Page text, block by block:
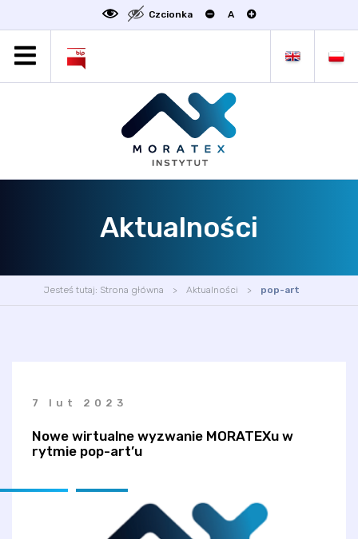
Czcionka A
OGŁOSZENIA
DEKLARACJA DOSTĘPNOŚCI
Aktualności
Jesteś tutaj: Strona główna Aktualności pop-art
7 lut 2023
Nowe wirtualne wyzwanie MORATEXu w
rytmie pop-art’u